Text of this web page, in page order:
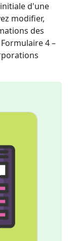
d'une
modifier,
des
4 –